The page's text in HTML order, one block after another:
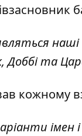
та
кожному
імен